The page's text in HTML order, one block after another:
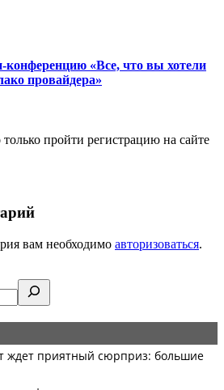
«Все, что вы хотели
провайдера»
только пройти регистрацию на сайте
вам необходимо авторизоваться.